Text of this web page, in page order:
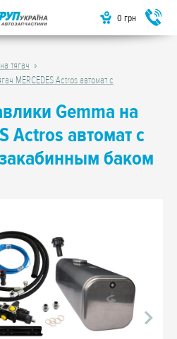
0 грн
тягач
MERCEDES Actros автомат с
Gemma на
Actros автомат с
баком